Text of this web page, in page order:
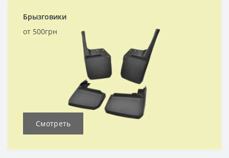
Брызговики
от 500грн
Смотреть